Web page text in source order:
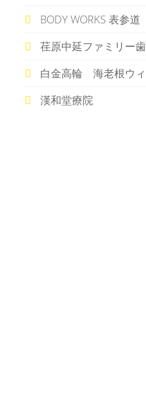
BODY WORKS 表参道
荏原中延ファミリー
白金高輪 海老根ウ
漢和堂療院